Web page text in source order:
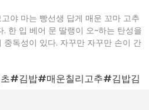
야 마는 빵선생 답게 매운 꼬마 고추
한 입 베어 문 딸랭이 오~하는 탄성을
독성이 있다. 자꾸만 자꾸만 손이 간
#김밥#매운칠리고추#김밥김